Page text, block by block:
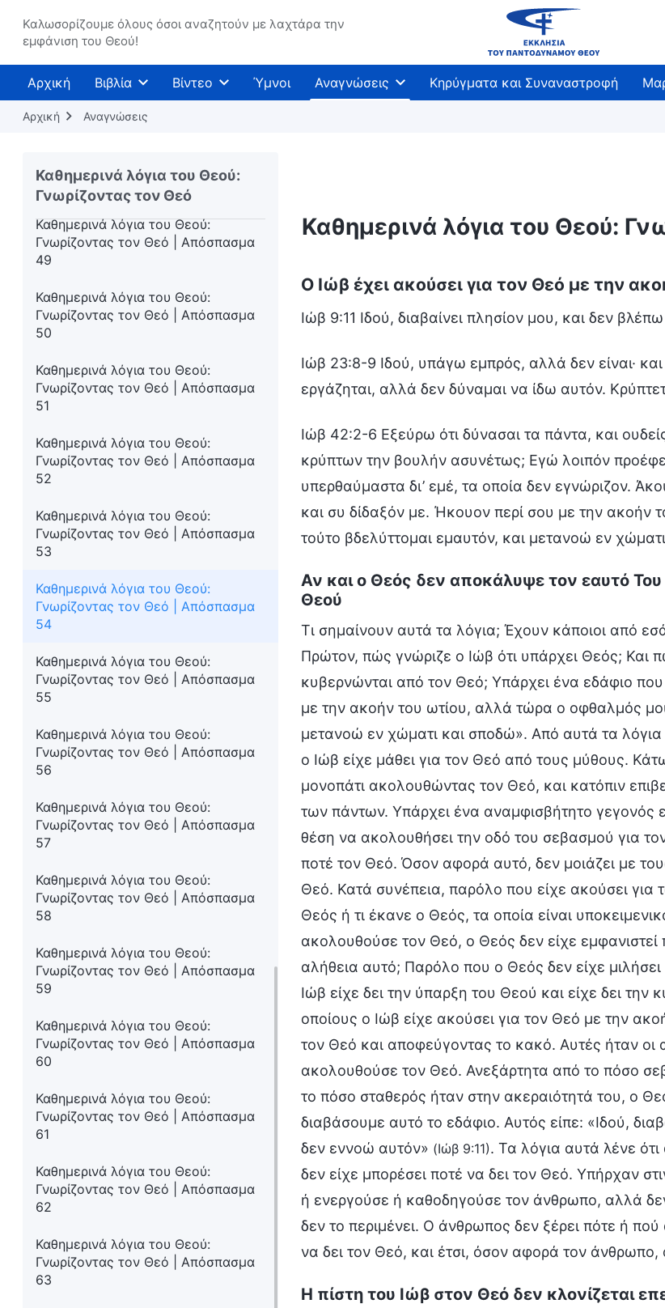
Καλωσορίζουμε όλους όσοι αναζητούν με λαχτάρα την
εμφάνιση του Θεού!
Αρχική Βιβλία Βίντεο Ύμνοι Αναγνώσεις Κηρύγματα και Συναναστροφή
Αρχική Αναγνώσεις
Καθημερινά λόγια του Θεού:
Γνωρίζοντας τον Θεό
Γνωρίζοντας τον Θεό | Απόσπασμα
46
Καθημερινά λόγια του Θεού:
Γνωρίζοντας τον Θεό | Απόσπασμα
47
Γνωρίζοντας τον Θεό | Απόσπασμα
48
Καθημερινά λόγια του Θεού:
Γνωρίζοντας τον Θεό | Απόσπασμα
49
Καθημερινά λόγια του Θεού:
Γνωρίζοντας τον Θεό | Απόσπασμα
50
Καθημερινά λόγια του Θεού:
Γνωρίζοντας τον Θεό | Απόσπασμα
51
Καθημερινά λόγια του Θεού:
Γνωρίζοντας τον Θεό | Απόσπασμα
52
Καθημερινά λόγια του Θεού:
Γνωρίζοντας τον Θεό | Απόσπασμα
53
Καθημερινά λόγια του Θεού:
Γνωρίζοντας τον Θεό | Απόσπασμα
54
Καθημερινά λόγια του Θεού:
Γνωρίζοντας τον Θεό | Απόσπασμα
55
Καθημερινά λόγια του Θεού:
Γνωρίζοντας τον Θεό | Απόσπασμα
56
Καθημερινά λόγια του Θεού:
Γνωρίζοντας τον Θεό | Απόσπασμα
57
Καθημερινά λόγια του Θεού:
Γνωρίζοντας τον Θεό | Απόσπασμα
58
Καθημερινά λόγια του Θεού:
Γνωρίζοντας τον Θεό | Απόσπασμα
59
Καθημερινά λόγια του Θεού:
Γνωρίζοντας τον Θεό | Απόσπασμα
60
Καθημερινά λόγια του Θεού:
Γνωρίζοντας τον Θεό | Απόσπασμα
61
Καθημερινά λόγια του Θεού:
Γνωρίζοντας τον Θεό | Απόσπασμα
62
Καθημερινά λόγια του Θεού:
Γνωρίζοντας τον Θεό | Απόσπασμα
63
Καθημερινά λόγια του Θεού:
Ο Ιώβ έχει ακούσει για τον Θεό με την
Ιώβ 9:11 Ιδού, διαβαίνει πλησίον μου, και δεν
Ιώβ 23:8-9 Ιδού, υπάγω εμπρός, αλλά δεν είναι·
εργάζηται, αλλά δεν δύναμαι να ίδω αυτόν.
Ιώβ 42:2-6 Εξεύρω ότι δύνασαι τα πάντα, και
κρύπτων την βουλήν ασυνέτως; Εγώ λοιπόν
υπερθαύμαστα δι’ εμέ, τα οποία δεν εγνώριζον.
και συ δίδαξόν με. Ήκουον περί σου με την ακοήν
τούτο βδελύττομαι εμαυτόν, και μετανοώ εν
Αν και ο Θεός δεν αποκάλυψε τον εαυτό Του
Θεού
Τι σημαίνουν αυτά τα λόγια; Έχουν κάποιοι από
Πρώτον, πώς γνώριζε ο Ιώβ ότι υπάρχει Θεός; Και
κυβερνώνται από τον Θεό; Υπάρχει ένα εδάφιο
με την ακοήν του ωτίου, αλλά τώρα ο οφθαλμός
μετανοώ εν χώματι και σποδώ». Από αυτά τα λόγια
ο Ιώβ είχε μάθει για τον Θεό από τους μύθους.
μονοπάτι ακολουθώντας τον Θεό, και κατόπιν
των πάντων. Υπάρχει ένα αναμφισβήτητο γεγονός
θέση να ακολουθήσει την οδό του σεβασμού για
ποτέ τον Θεό. Όσον αφορά αυτό, δεν μοιάζει με
Θεό. Κατά συνέπεια, παρόλο που είχε ακούσει
Θεός ή τι έκανε ο Θεός, τα οποία είναι
ακολουθούσε τον Θεό, ο Θεός δεν είχε εμφανιστεί
αλήθεια αυτό; Παρόλο που ο Θεός δεν είχε
Ιώβ είχε δει την ύπαρξη του Θεού και είχε δει
οποίους ο Ιώβ είχε ακούσει για τον Θεό με την
τον Θεό και αποφεύγοντας το κακό. Αυτές ήταν οι
ακολουθούσε τον Θεό. Ανεξάρτητα από το πόσο
το πόσο σταθερός ήταν στην ακεραιότητά του, ο
διαβάσουμε αυτό το εδάφιο. Αυτός είπε: «Ιδού,
δεν εννοώ αυτόν» (Ιώβ 9:11). Τα λόγια αυτά λένε
δεν είχε μπορέσει ποτέ να δει τον Θεό. Υπήρχαν
ή ενεργούσε ή καθοδηγούσε τον άνθρωπο, αλλά
δεν το περιμένει. Ο άνθρωπος δεν ξέρει πότε ή
να δει τον Θεό, και έτσι, όσον αφορά τον
Η πίστη του Ιώβ στον Θεό δεν κλονίζεται